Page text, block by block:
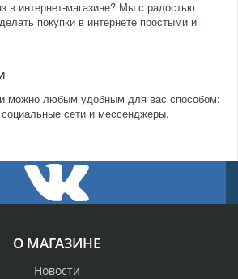
в интернет-магазине? Мы с радостью
покупки в интернете простыми и
можно любым удобным для вас способом:
сети и мессенджеры.
О МАГАЗИНЕ
Новости